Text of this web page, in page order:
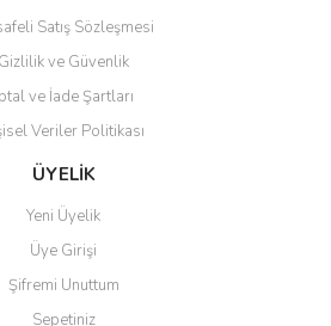
Gönder
Satış Sözleşmesi
Gizlilik ve Güvenlik
ve İade Şartları
Veriler Politikası
ÜYELİK
Yeni Üyelik
Üye Girişi
Şifremi Unuttum
Sepetiniz